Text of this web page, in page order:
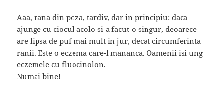
Aaa, rana din poza, tardiv, dar in principiu: daca
ajunge cu ciocul acolo si-a facut-o singur, deoarece
are lipsa de puf mai mult in jur, decat circumferinta
ranii. Este o eczema care-l mananca. Oamenii isi ung
eczemele cu fluocinolon.
Numai bine!